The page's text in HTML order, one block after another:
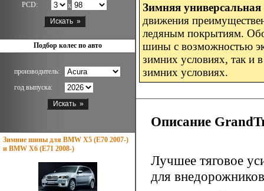
PCD:
x
Подбор колес по авто
производитель:
год выпуска:
Зимние шины для BMW X5 (E70 2007-)
и BMW X6 (E71 2008-)
Зимняя универсальная
движения
ледяным покрытиям.
шины с возможностью
зимних условиях, так и
зимних условиях.
Описание
Лучшее тяговое
для